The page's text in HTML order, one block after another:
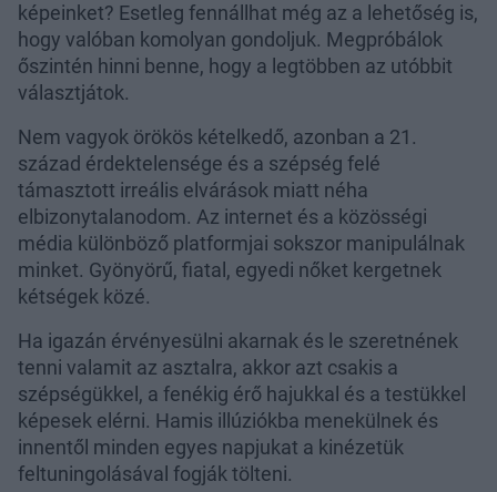
képeinket? Esetleg fennállhat még az a lehetőség is,
hogy valóban komolyan gondoljuk. Megpróbálok
őszintén hinni benne, hogy a legtöbben az utóbbit
választjátok.
Nem vagyok örökös kételkedő, azonban a 21.
század érdektelensége és a szépség felé
támasztott irreális elvárások miatt néha
elbizonytalanodom. Az internet és a közösségi
média különböző platformjai sokszor manipulálnak
minket. Gyönyörű, fiatal, egyedi nőket kergetnek
kétségek közé.
Ha igazán érvényesülni akarnak és le szeretnének
tenni valamit az asztalra, akkor azt csakis a
szépségükkel, a fenékig érő hajukkal és a testükkel
képesek elérni. Hamis illúziókba menekülnek és
innentől minden egyes napjukat a kinézetük
feltuningolásával fogják tölteni.